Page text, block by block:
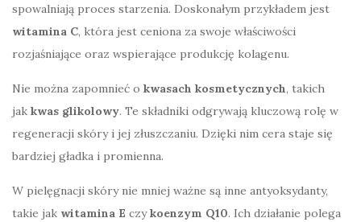
spowalniają proces starzenia. Doskonałym przykładem jest
witamina C, która jest ceniona za swoje właściwości
rozjaśniające oraz wspierające produkcję kolagenu.
Nie można zapomnieć o kwasach kosmetycznych, takich
jak kwas glikolowy. Te składniki odgrywają kluczową rolę w
regeneracji skóry i jej złuszczaniu. Dzięki nim cera staje się
bardziej gładka i promienna.
W pielęgnacji skóry nie mniej ważne są inne antyoksydanty,
takie jak witamina E czykoenzym Q10. Ich działanie polega